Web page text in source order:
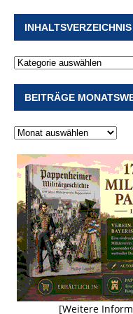
INHALTSVERZEICHNIS
BEITRÄGE
[Weitere